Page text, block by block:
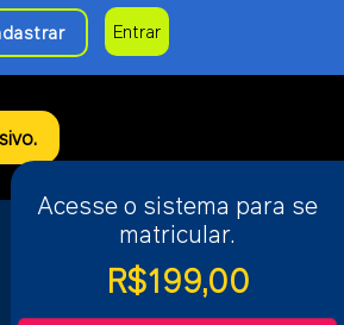
Entrar
Acesse o sistema para se
matricular.
R$199,00